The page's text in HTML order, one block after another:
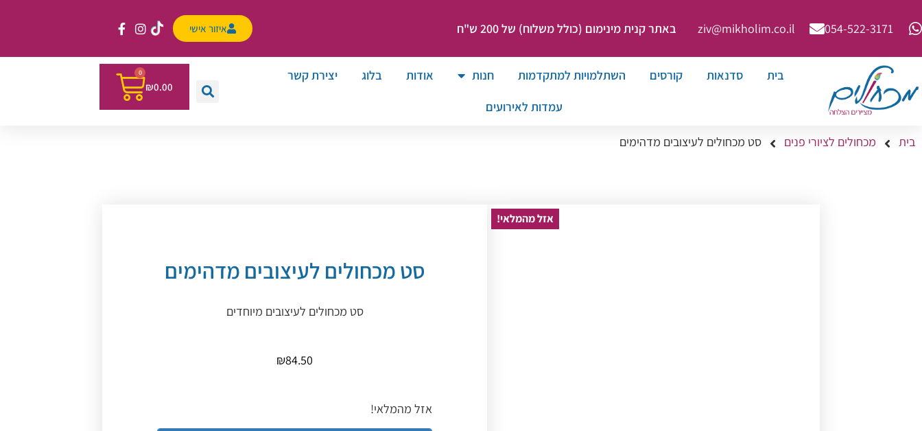
054-522-3171⁩
ziv@mikholim.co.il באתר קנית מינימום (כולל משלוח) של 200 ש"ח איזור אישי
בית סדנאות קורסים השתלמויות למתקדמות חנות אודות בלוג
יצירת קשר
עמדות לאירועים
₪0.00
0
בית מכחולים לציורי פנים סט מכחולים לעיצובים מדהימים
אזל מהמלאי!
סט מכחולים לעיצובים מדהימים
סט מכחולים לעיצובים מיוחדים
₪84.50
אזל מהמלאי!